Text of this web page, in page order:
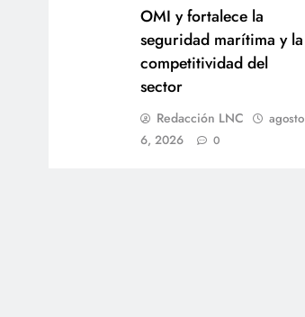
OMI y fortalece la
seguridad marítima y la
competitividad del
sector
Redacción LNC
agosto
6, 2026
0